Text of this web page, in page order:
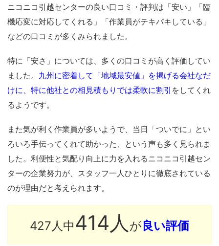
ニコニコ引越センターの良い口コミ・評判は「安い」「臨
機応変に対応してくれる」「作業員がテキパキしている」
などの口コミが多くみられました。
特に「安さ」については、多くの口コミが高く評価してい
ました。 九州に密着して「地域最安値」を掲げる会社なだ
けに、特に他社との相見積もりでは柔軟に割引 をしてくれ
るようです。
また気が利く作業員が多いようで、当日「ついでに」とい
ろいろ手伝ってくれて助かった、という声も多く見られま
した。利便性と気配り向上に力を入れるニコニコ引越セン
ターの企業努力が、スタッフ一人ひとりに徹底されている
のが理由だと考えられます。
427人中414人 が良い評価